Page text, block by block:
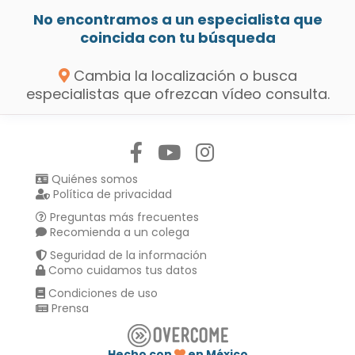
No encontramos a un especialista que
coincida con tu búsqueda
Cambia la localización o busca
especialistas que ofrezcan vídeo consulta.
Quiénes somos
Política de privacidad
Preguntas más frecuentes
Recomienda a un colega
Seguridad de la información
Como cuidamos tus datos
Condiciones de uso
Prensa